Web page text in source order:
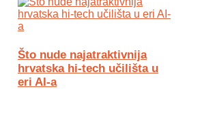
Što nude najatraktivnija
hrvatska hi-tech učilišta u
eri AI-a